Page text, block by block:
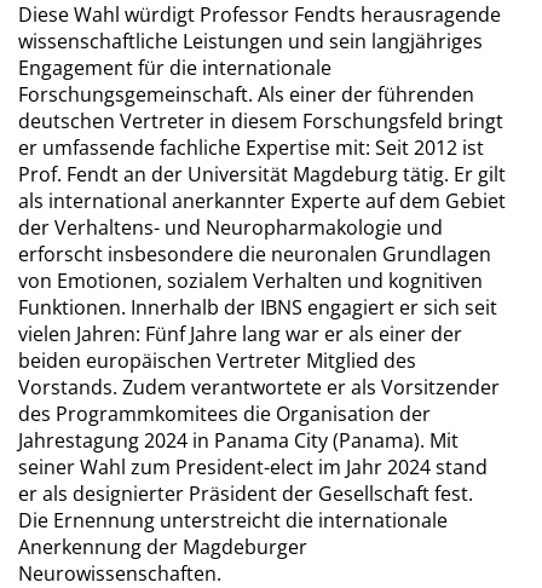
Diese Wahl würdigt Professor Fendts herausragende
wissenschaftliche Leistungen und sein langjähriges
Engagement für die internationale
Forschungsgemeinschaft. Als einer der führenden
deutschen Vertreter in diesem Forschungsfeld bringt
er umfassende fachliche Expertise mit: Seit 2012 ist
Prof. Fendt an der Universität Magdeburg tätig. Er gilt
als international anerkannter Experte auf dem Gebiet
der Verhaltens- und Neuropharmakologie und
erforscht insbesondere die neuronalen Grundlagen
von Emotionen, sozialem Verhalten und kognitiven
Funktionen. Innerhalb der IBNS engagiert er sich seit
vielen Jahren: Fünf Jahre lang war er als einer der
beiden europäischen Vertreter Mitglied des
Vorstands. Zudem verantwortete er als Vorsitzender
des Programmkomitees die Organisation der
Jahrestagung 2024 in Panama City (Panama). Mit
seiner Wahl zum President-elect im Jahr 2024 stand
er als designierter Präsident der Gesellschaft fest.
Die Ernennung unterstreicht die internationale
Anerkennung der Magdeburger
Neurowissenschaften.